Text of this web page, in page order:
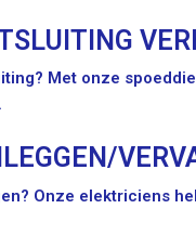
Met onze
Onze elektriciens